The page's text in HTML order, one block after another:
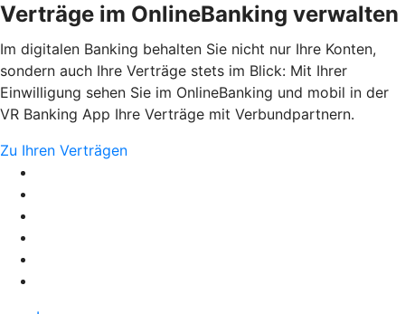
Verträge im OnlineBanking verwalten
Im digitalen Banking behalten Sie nicht nur Ihre Konten,
sondern auch Ihre Verträge stets im Blick: Mit Ihrer
Einwilligung sehen Sie im OnlineBanking und mobil in der
VR Banking App Ihre Verträge mit Verbundpartnern.
Zu Ihren Verträgen